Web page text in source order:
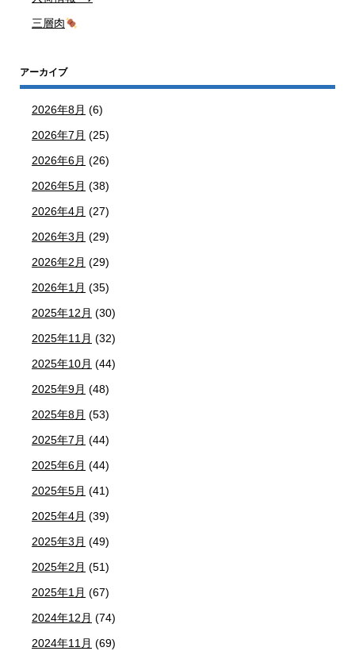
三層肉
アーカイブ
2026年8月 (6)
2026年7月 (25)
2026年6月 (26)
2026年5月 (38)
2026年4月 (27)
2026年3月 (29)
2026年2月 (29)
2026年1月 (35)
2025年12月 (30)
2025年11月 (32)
2025年10月 (44)
2025年9月 (48)
2025年8月 (53)
2025年7月 (44)
2025年6月 (44)
2025年5月 (41)
2025年4月 (39)
2025年3月 (49)
2025年2月 (51)
2025年1月 (67)
2024年12月 (74)
2024年11月 (69)